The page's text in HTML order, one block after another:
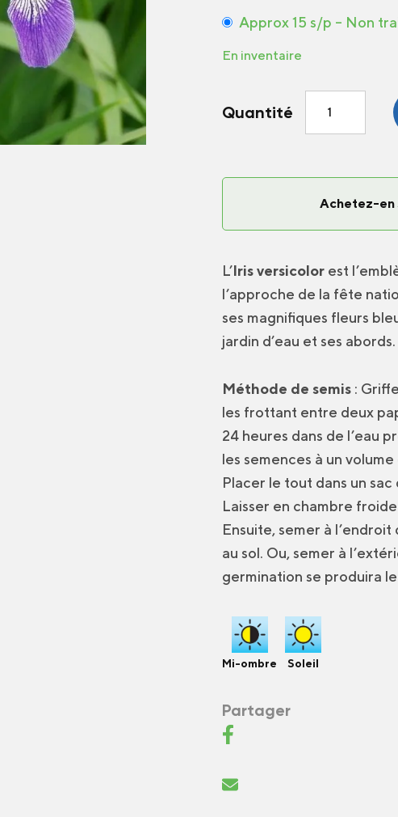
Approx 15 s/p – Non
En inventaire
Quantité
Iris
Achetez-en
L’Iris versicolor est
l’approche de la fête
ses magnifiques fleurs
jardin d’eau et ses abords.
Méthode de semis :
les frottant entre deux
24 heures dans de l’eau
les semences à un
Placer le tout dans un
Laisser en chambre
Ensuite, semer à l’endroit
au sol. Ou, semer à
germination se produira
Mi-ombre Soleil
Partager